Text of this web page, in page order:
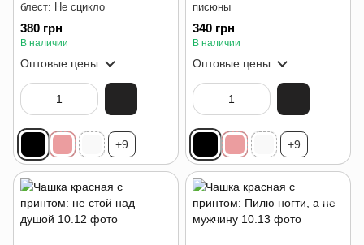
блест: Не сцикло
380 грн
В наличии
Оптовые цены
+9
писюны
340 грн
В наличии
Оптовые цены
+9